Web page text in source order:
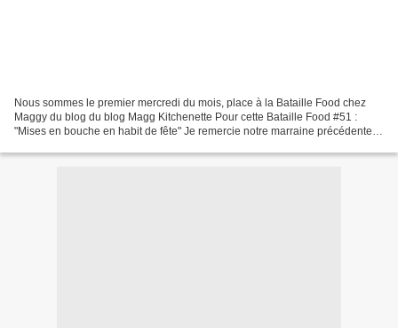
Nous sommes le premier mercredi du mois, place à la Bataille Food chez
Maggy du blog du blog Magg Kitchenette Pour cette Bataille Food #51 :
"Mises en bouche en habit de fête" Je remercie notre marraine précédente